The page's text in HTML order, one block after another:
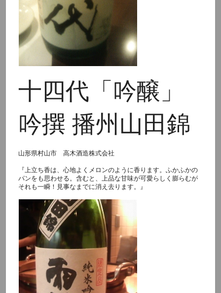
十四代「吟醸」
吟撰 播州山田錦
山形県村山市 高木酒造株式会社
『上立ち香は、心地よくメロンのように香ります。ふかふかの
パンをも思わせる。含むと、上品な甘味が可愛らしく膨らむが
それも一瞬！見事なまでに消え去ります。』